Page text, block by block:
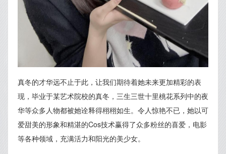
真冬的才华远不止于此，让我们期待着她未来更加精彩的表
现，毕业于某艺术院校的真冬，三生三世十里桃花系列中的夜
华等众多人物都被她诠释得栩栩如生。令人惊艳不已，她以可
爱甜美的形象和精湛的Cos技术赢得了众多粉丝的喜爱，电影
等各种领域，充满活力和阳光的美少女。